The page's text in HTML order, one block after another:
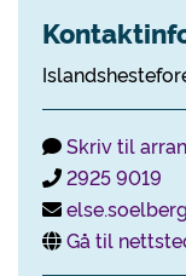
Skriv til
2925 9019
Gå til